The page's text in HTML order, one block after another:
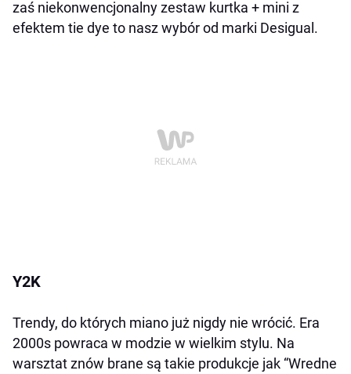
zaś niekonwencjonalny zestaw kurtka + mini z
efektem tie dye to nasz wybór od marki Desigual.
Y2K
Trendy, do których miano już nigdy nie wrócić. Era
2000s powraca w modzie w wielkim stylu. Na
warsztat znów brane są takie produkcje jak “Wredne